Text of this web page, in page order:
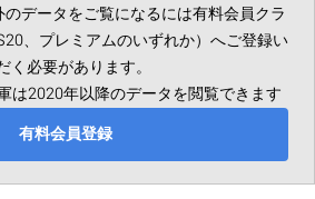
データをご覧になるには有料会員クラ
、プレミアムのいずれか）へご登録い
く必要があります。
は2020年以降のデータを閲覧できます
有料会員登録